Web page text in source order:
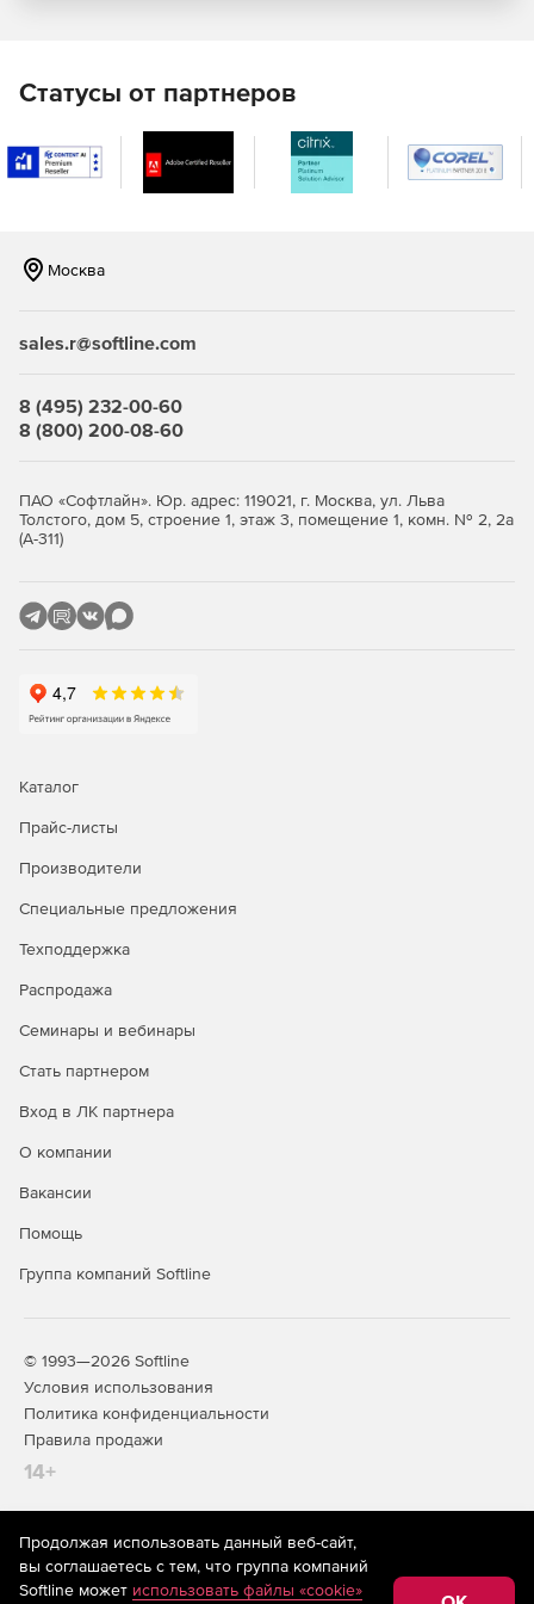
HR-бренд
Статусы от партнеров
Москва
sales.r@softline.com
8 (495) 232-00-60
8 (800) 200-08-60
ПАО «Софтлайн». Юр. адрес: 119021, г. Москва, ул. Льва
Толстого, дом 5, строение 1, этаж 3, помещение 1, комн. № 2, 2а
(А-311)
Каталог
Прайс-листы
Производители
Специальные предложения
Техподдержка
Распродажа
Семинары и вебинары
Стать партнером
Вход в ЛК партнера
О компании
Вакансии
Помощь
Группа компаний Softline
© 1993—2026 Softline
Условия использования
Политика конфиденциальности
Правила продажи
14+
На информационном ресурсе store.softline.ru применяются
рекомендательные технологии(информационные технологии
предоставления информации на основе сбора,
Продолжая использовать данный веб-сайт,
вы соглашаетесь с тем, что группа компаний
Softline может использовать файлы «cookie»